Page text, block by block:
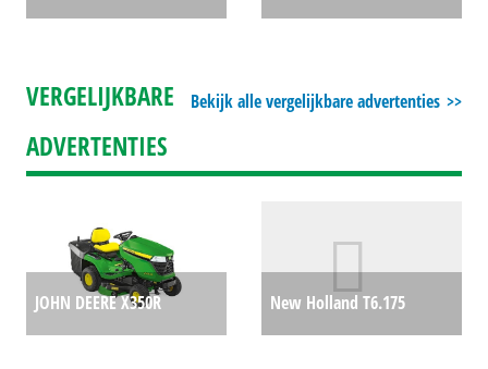
Bekijk alle vergelijkbare advertenties
VERGELIJKBARE
ADVERTENTIES
JOHN DEERE X350R
New Holland T6.175